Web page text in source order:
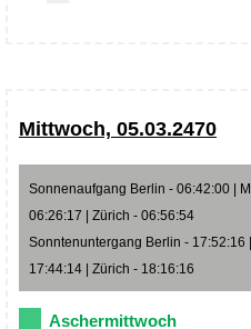
Mittwoch, 05.03.2470
Sonnenaufgang Berlin - 06:42:00 |
06:26:17 | Zürich - 06:56:54
Sonntenuntergang Berlin - 17:52:16
17:44:14 | Zürich - 18:16:16
Aschermittwoch